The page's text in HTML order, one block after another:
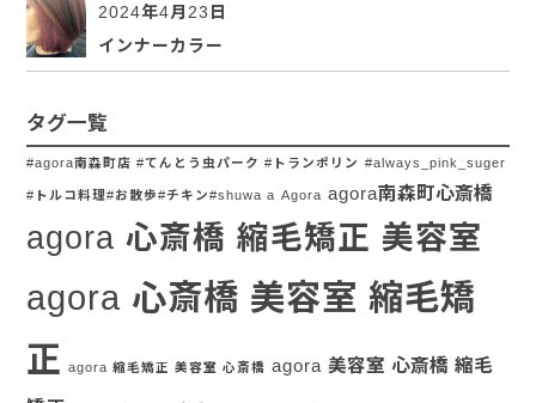
2024年4月23日
インナーカラー
タグ一覧
#agora南森町店 #てんとう虫パーク #トランポリン #always_pink_suger
#トルコ料理#お散歩#チキン#shuwa a Agora agora南森町心斎橋
agora 心斎橋 縮毛矯正 美容室
agora 心斎橋 美容室 縮毛矯
正 agora 縮毛矯正 美容室 心斎橋 agora 美容室 心斎橋 縮毛